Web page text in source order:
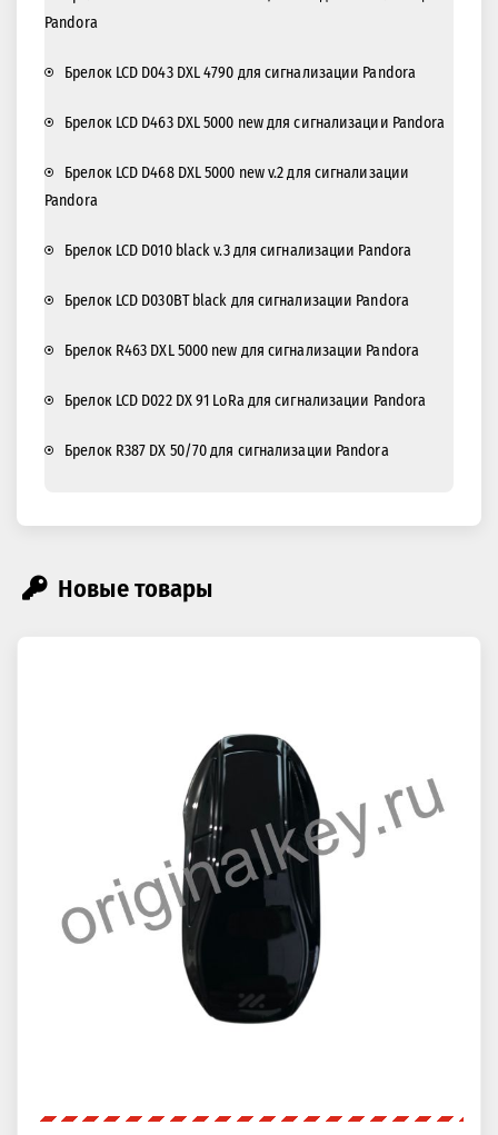
Pandora
Брелок LCD D043 DXL 4790 для сигнализации Pandora
Брелок LCD D463 DXL 5000 new для сигнализации Pandora
Брелок LCD D468 DXL 5000 new v.2 для сигнализации
Pandora
Брелок LCD D010 black v.3 для сигнализации Pandora
Брелок LCD D030BT black для сигнализации Pandora
Брелок R463 DXL 5000 new для сигнализации Pandora
Брелок LCD D022 DX 91 LoRa для сигнализации Pandora
Брелок R387 DX 50/70 для сигнализации Pandora
Новые товары